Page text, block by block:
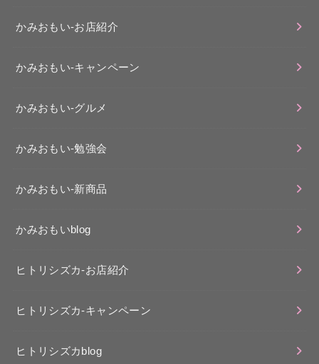
かみおもい-お店紹介
かみおもい-キャンペーン
かみおもい-グルメ
かみおもい-勉強会
かみおもい-新商品
かみおもいblog
ヒトリシズカ-お店紹介
ヒトリシズカ-キャンペーン
ヒトリシズカblog